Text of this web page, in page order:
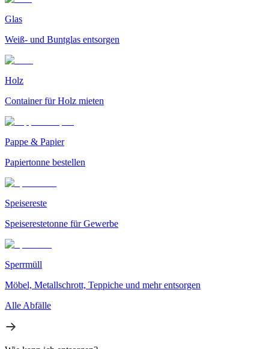
Glas
Weiß- und Buntglas entsorgen
Holz
Container für Holz mieten
Pappe & Papier
Papiertonne bestellen
Speisereste
Speiserestetonne für Gewerbe
Sperrmüll
Möbel, Metallschrott, Teppiche und mehr entsorgen
Alle Abfälle